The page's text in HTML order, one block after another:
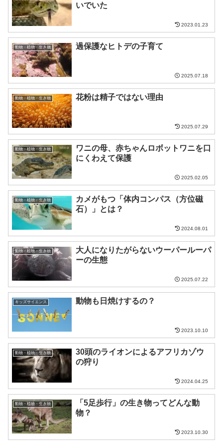
いでいた
2023.01.23
動物・植物・生き物 過保護なヒトデの子育て
2025.07.18
動物・植物・生き物 花粉は精子ではない理由
2025.07.29
動物・植物・生き物
ワニの母、赤ちゃんロボットワニを口
にくわえて保護
2025.02.05
動物・植物・生き物
カメがもつ「体内コンパス（方位磁
石）」とは？
2024.08.01
動物・植物・生き物
大人になりたがらないウーパールーパ
ーの生態
2025.07.22
キッズサイエンス 動物も日焼けするの？
2023.10.10
動物・植物・生き物
30頭のライオンによるアフリカゾウ
の狩り
2024.04.25
動物・植物・生き物
「5足歩行」の生き物ってどんな動
物？
2023.10.30